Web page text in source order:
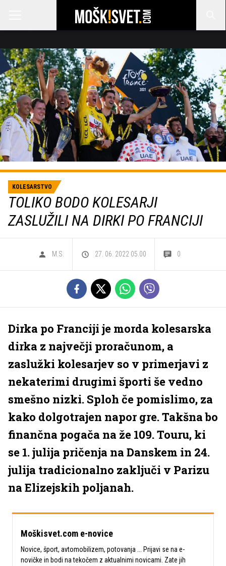
KOLESARSTVO
TOLIKO BODO KOLESARJI
ZASLUŽILI NA DIRKI PO FRANCIJI
M.S. 27. 06. 2022 05.00 0
Dirka po Franciji je morda kolesarska
dirka z največji proračunom, a
zaslužki kolesarjev so v primerjavi z
nekaterimi drugimi športi še vedno
smešno nizki. Sploh če pomislimo, za
kako dolgotrajen napor gre. Takšna bo
finančna pogača na že 109. Touru, ki
se 1. julija pričenja na Danskem in 24.
julija tradicionalno zaključi v Parizu
na Elizejskih poljanah.
Moškisvet.com e-novice
Novice, šport, avtomobilizem, potovanja ... Prijavi se na e-
novičke in bodi na tekočem z aktualnimi novicami. Zate jih